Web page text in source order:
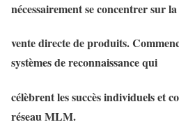
nécessairement se concentrer sur la
vente directe de produits.
systèmes de reconnaissance qui
célèbrent les succès individuels et
réseau MLM.